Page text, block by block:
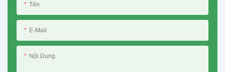
Tên
E-Mail
Nội Dung